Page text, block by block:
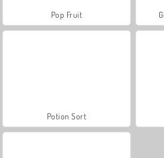
Pop Fruit
Potion Sort